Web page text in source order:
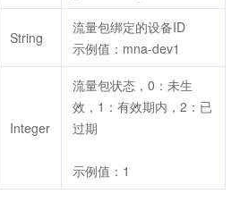
String
流量包绑定的设备ID
示例值：mna-dev1
Integer
流量包状态，0：未生
效，1：有效期内，2：已
过期
示例值：1